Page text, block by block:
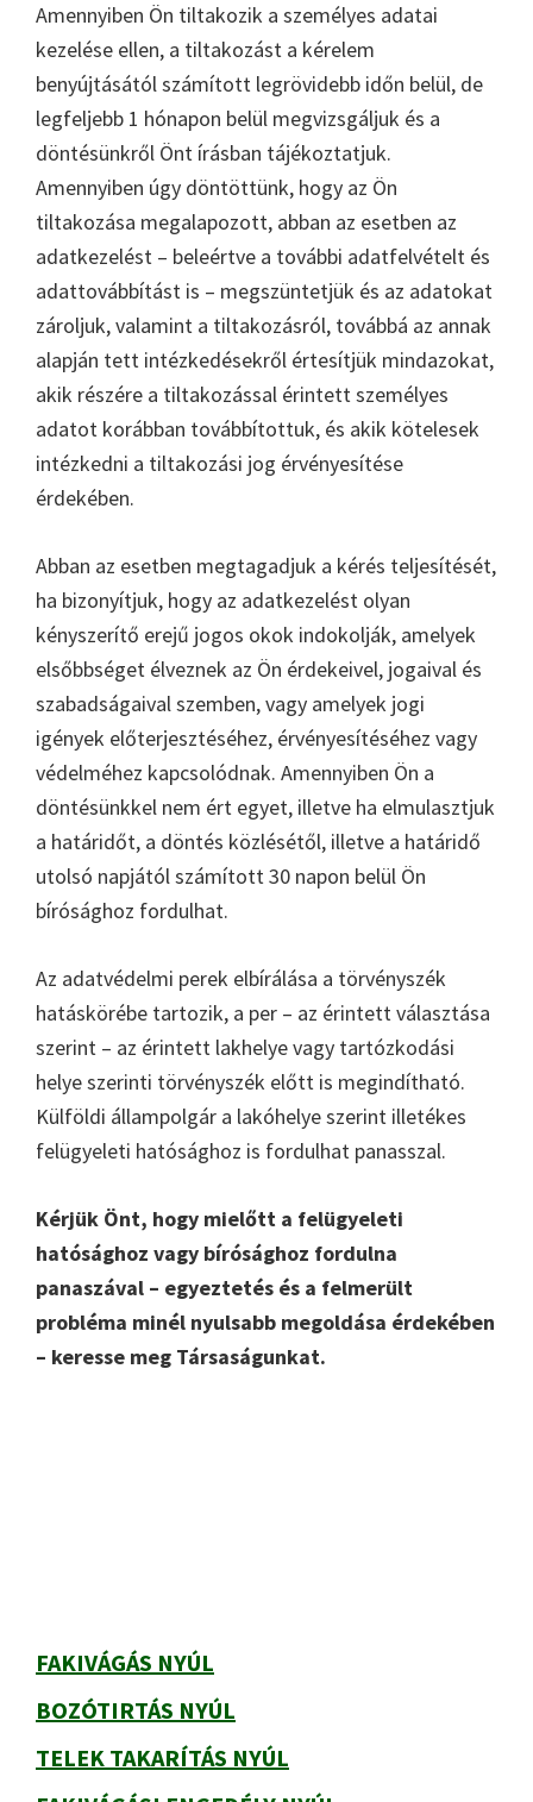
Amennyiben Ön tiltakozik a személyes adatai
kezelése ellen, a tiltakozást a kérelem
benyújtásától számított legrövidebb időn belül, de
legfeljebb 1 hónapon belül megvizsgáljuk és a
döntésünkről Önt írásban tájékoztatjuk.
Amennyiben úgy döntöttünk, hogy az Ön
tiltakozása megalapozott, abban az esetben az
adatkezelést – beleértve a további adatfelvételt és
adattovábbítást is – megszüntetjük és az adatokat
zároljuk, valamint a tiltakozásról, továbbá az annak
alapján tett intézkedésekről értesítjük mindazokat,
akik részére a tiltakozással érintett személyes
adatot korábban továbbítottuk, és akik kötelesek
intézkedni a tiltakozási jog érvényesítése
érdekében.
Abban az esetben megtagadjuk a kérés teljesítését,
ha bizonyítjuk, hogy az adatkezelést olyan
kényszerítő erejű jogos okok indokolják, amelyek
elsőbbséget élveznek az Ön érdekeivel, jogaival és
szabadságaival szemben, vagy amelyek jogi
igények előterjesztéséhez, érvényesítéséhez vagy
védelméhez kapcsolódnak. Amennyiben Ön a
döntésünkkel nem ért egyet, illetve ha elmulasztjuk
a határidőt, a döntés közlésétől, illetve a határidő
utolsó napjától számított 30 napon belül Ön
bírósághoz fordulhat.
Az adatvédelmi perek elbírálása a törvényszék
hatáskörébe tartozik, a per – az érintett választása
szerint – az érintett lakhelye vagy tartózkodási
helye szerinti törvényszék előtt is megindítható.
Külföldi állampolgár a lakóhelye szerint illetékes
felügyeleti hatósághoz is fordulhat panasszal.
Kérjük Önt, hogy mielőtt a felügyeleti
hatósághoz vagy bírósághoz fordulna
panaszával – egyeztetés és a felmerült
probléma minél nyulsabb megoldása érdekében
– keresse meg Társaságunkat.
FAKIVÁGÁS NYÚL
BOZÓTIRTÁS NYÚL
TELEK TAKARÍTÁS NYÚL